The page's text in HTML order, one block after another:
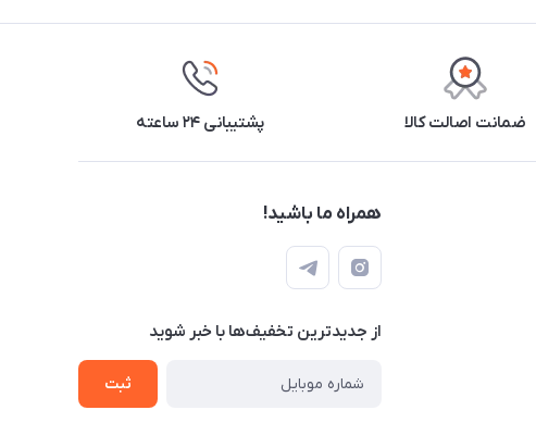
ضمانت اصالت کالا پشتیبانی ۲۴ ساعته
همراه ما باشید!
از جدید‌ترین تخفیف‌ها با‌ خبر شوید
ثبت